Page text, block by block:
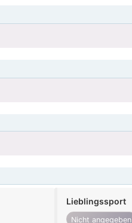
Lieblingssport
Nicht angegeben